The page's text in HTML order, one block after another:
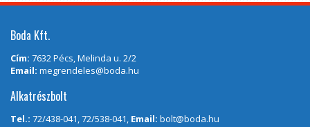
Boda Kft.
Cím: 7632 Pécs, Melinda u. 2/2
Email: megrendeles@boda.hu
Alkatrészbolt
Tel.: 72/438-041, 72/538-041, Email: bolt@boda.hu